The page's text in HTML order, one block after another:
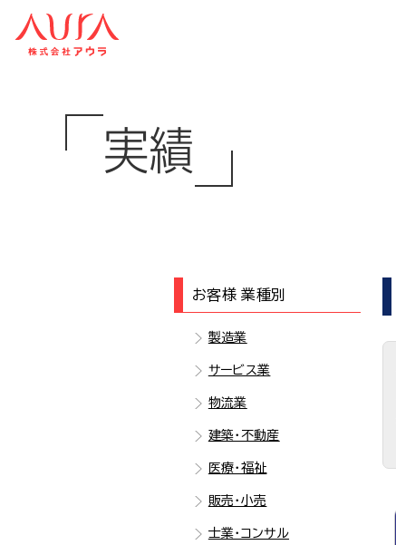
実績
お客様 業種別
製造業
サービス業
物流業
建築・不動産
医療・福祉
販売・小売
士業・コンサル